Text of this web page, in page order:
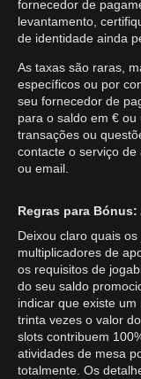
fornecedor de
levantamento,
de identidade ainda
As taxas são raras,
específicos ou por
seu fornecedor de
para o saldo em €
transações ou
contacte o serviço
ou email.
Regras para
Deixou claro quais
multiplicadores de
os requisitos de
do seu saldo
indicar que existe
trinta vezes o valor
slots contribuem
atividades de mesa
totalmente. Os